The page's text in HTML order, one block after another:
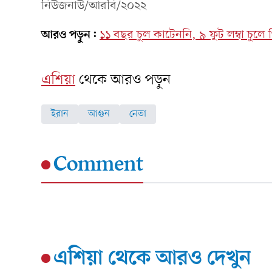
নিউজনাউ/আরবি/২০২২
আরও পড়ুন: ১১ বছর চুল কাটেননি, ৯ ফুট লম্বা চুলে
এশিয়াথেকে আরও পড়ুন
ইরান আগুন নেতা
Comment
এশিয়াথেকে আরও দেখুন